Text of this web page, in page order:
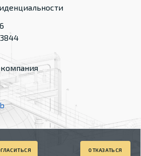
ОТКАЗАТЬСЯ